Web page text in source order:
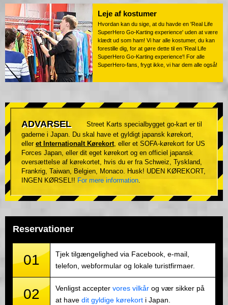
Leje af kostumer
Hvordan kan du sige, at du havde en 'Real Life
SuperHero Go-Karting experience' uden at være
klædt ud som ham! Vi har alle kostumer, du kan
forestille dig, for at gøre dette til en 'Real Life
SuperHero Go-Karting experience'! For alle
SuperHero-fans, frygt ikke, vi har dem alle også!
ADVARSEL
Street Karts specialbygget go-kart er til
gaderne i Japan. Du skal have et gyldigt japansk kørekort,
eller et Internationalt Kørekort, eller et SOFA-kørekort for US
Forces Japan, eller dit eget kørekort og en officiel japansk
oversættelse af kørekortet, hvis du er fra Schweiz, Tyskland,
Frankrig, Taiwan, Belgien, Monaco. Husk! UDEN KØREKORT,
INGEN KØRSEL!! For mere information.
Reservationer
01
Tjek tilgængelighed via Facebook, e-mail,
telefon, webformular og lokale turistfirmaer.
02 Venligst accepter vores vilkår og vær sikker på
at have dit gyldige kørekort i Japan.